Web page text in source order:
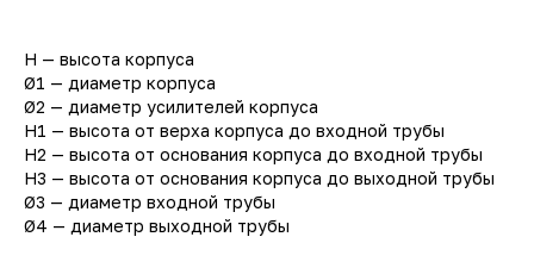
H — высота корпуса
Ø1 — диаметр корпуса
Ø2 — диаметр усилителей корпуса
H1 — высота от верха корпуса до входной трубы
H2 — высота от основания корпуса до входной трубы
H3 — высота от основания корпуса до выходной трубы
Ø3 — диаметр входной трубы
Ø4 — диаметр выходной трубы